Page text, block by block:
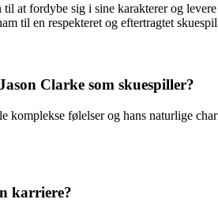
at fordybe sig i sine karakterer og
til en respekteret og eftertragtet
Clarke som skuespiller?
følelser og hans naturlige
karriere?